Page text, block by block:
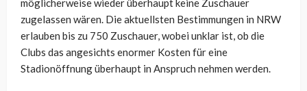
zugelassen wären. Die aktuellsten Bestimmungen in NRW
erlauben bis zu 750 Zuschauer, wobei unklar ist, ob die
Clubs das angesichts enormer Kosten für eine
Stadionöffnung überhaupt in Anspruch nehmen werden.